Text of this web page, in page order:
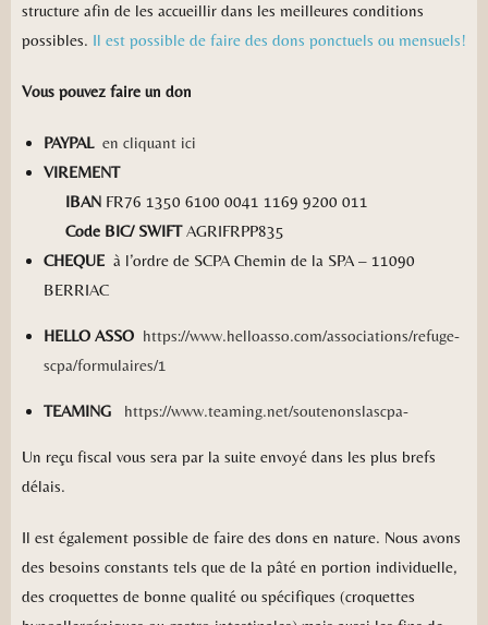
structure afin de les accueillir dans les meilleures conditions
possibles. Il est possible de faire des dons ponctuels ou mensuels!
Vous pouvez faire un don
PAYPAL en cliquant ici
VIREMENT
IBAN FR76 1350 6100 0041 1169 9200 011
Code BIC/ SWIFTAGRIFRPP835
CHEQUE à l’ordre de SCPA Chemin de la SPA – 11090
BERRIAC
HELLO ASSO https://www.helloasso.com/associations/refuge-
scpa/formulaires/1
TEAMING https://www.teaming.net/soutenonslascpa-
Un reçu fiscal vous sera par la suite envoyé dans les plus brefs
délais.
Il est également possible de faire des dons en nature. Nous avons
des besoins constants tels que de la pâté en portion individuelle,
des croquettes de bonne qualité ou spécifiques (croquettes